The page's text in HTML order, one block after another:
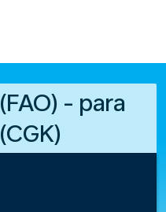
- para